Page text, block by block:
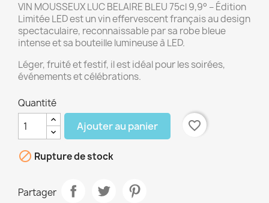
VIN MOUSSEUX LUC BELAIRE BLEU 75cl 9,9° – Édition
Limitée LED est un vin effervescent français au design
spectaculaire, reconnaissable par sa robe bleue
intense et sa bouteille lumineuse à LED.
Léger, fruité et festif, il est idéal pour les soirées,
événements et célébrations.
Quantité
Ajouter au panier favorite_border
 Rupture de stock
Partager